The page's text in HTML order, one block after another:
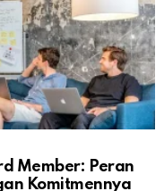
Member: Peran
Komitmennya